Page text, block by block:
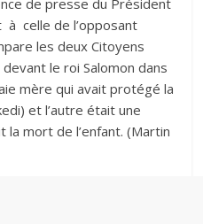
de presse du Président
à celle de l’opposant
les deux Citoyens
le roi Salomon dans
mère qui avait protégé la
et l’autre était une
la mort de l’enfant. (Martin